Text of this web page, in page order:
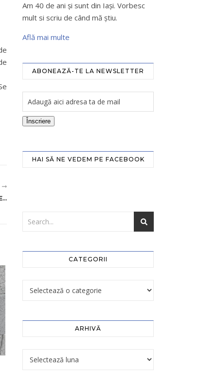
Am 40 de ani şi sunt din Iaşi. Vorbesc
mult si scriu de când mă ştiu.
Află mai multe
ABONEAZĂ-TE LA NEWSLETTER
Înscriere
HAI SĂ NE VEDEM PE FACEBOOK
CATEGORII
ARHIVĂ